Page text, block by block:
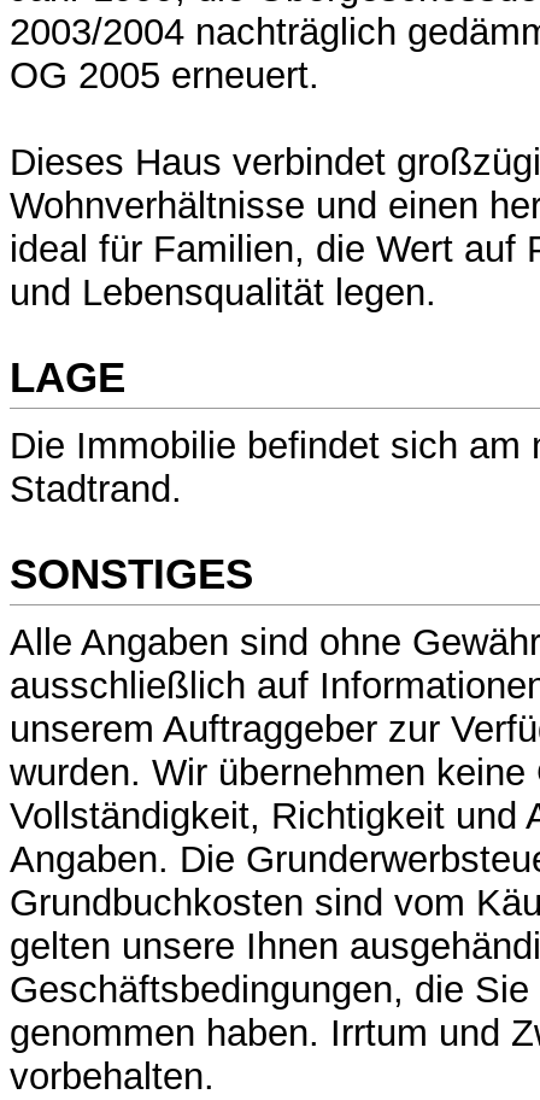
2003/2004 nachträglich
OG 2005 erneuert.
Dieses Haus verbindet
Wohnverhältnisse und einen
ideal für Familien, die Wert auf
und Lebensqualität legen.
LAGE
Die Immobilie befindet sich am
Stadtrand.
SONSTIGES
Alle Angaben sind ohne
ausschließlich auf
unserem Auftraggeber zur
wurden. Wir übernehmen keine
Vollständigkeit, Richtigkeit und
Angaben. Die
Grundbuchkosten sind vom
gelten unsere Ihnen
Geschäftsbedingungen, die
genommen haben. Irrtum und
vorbehalten.